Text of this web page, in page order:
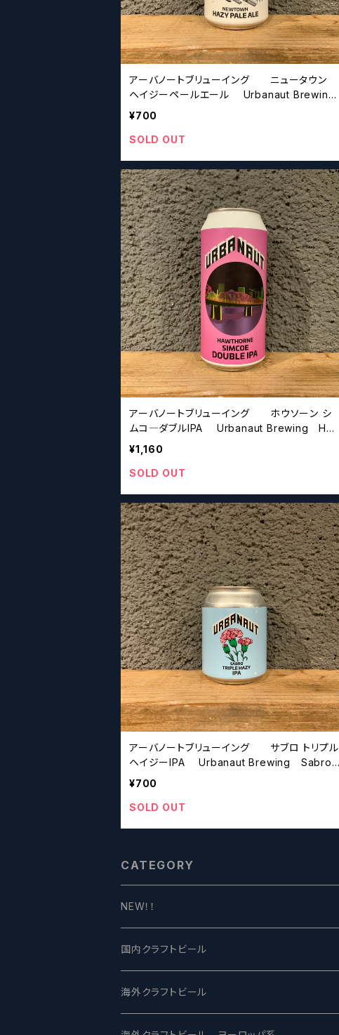
アーバノートブリューイング ニュータウン
ヘイジーペールエール Urbanaut Brewing
New town Hazy Pale Ale
¥700
SOLD OUT
アーバノートブリューイング ホウソーン シ
ムコ―ダブルIPA Urbanaut Brewing Ha
wthorne Simcoe Double IPA
¥1,160
SOLD OUT
アーバノートブリューイング サブロ トリプル
ヘイジーIPA Urbanaut Brewing Sabro
Triple Hazy IPA
¥700
SOLD OUT
CATEGORY
NEW！！
国内クラフトビール
UCHU BREWING -うちゅうブルーイング
海外クラフトビール